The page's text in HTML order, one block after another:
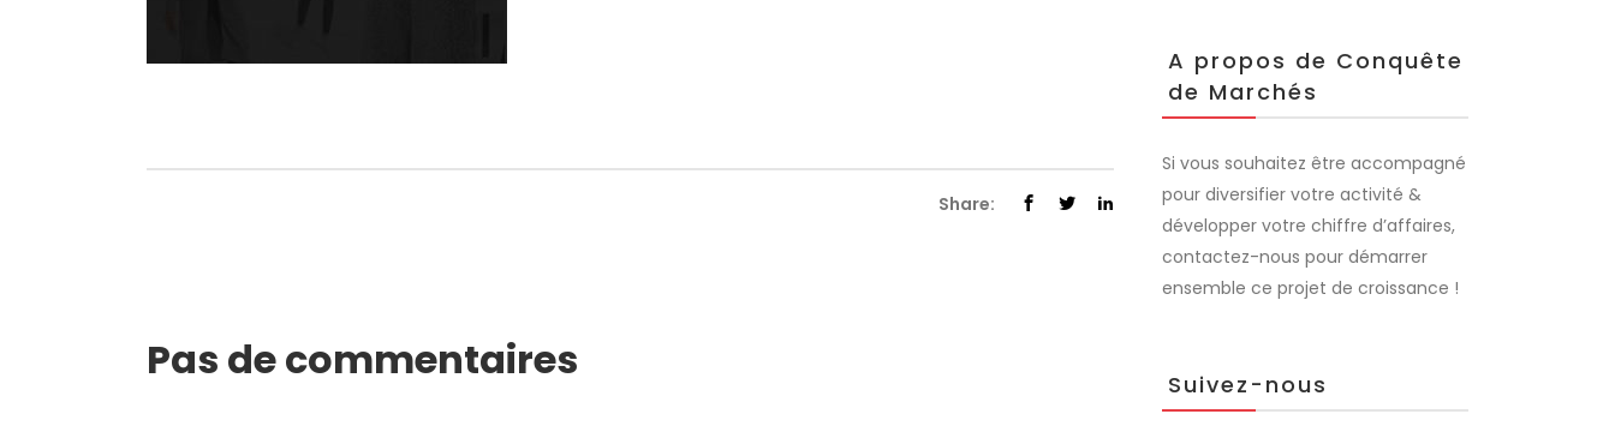
Share:
Pas de commentaires
A propos de Conquête
de Marchés
Si vous souhaitez être accompagné
pour diversifier votre activité &
développer votre chiffre d’affaires,
contactez-nous pour démarrer
ensemble ce projet de croissance !
Suivez-nous